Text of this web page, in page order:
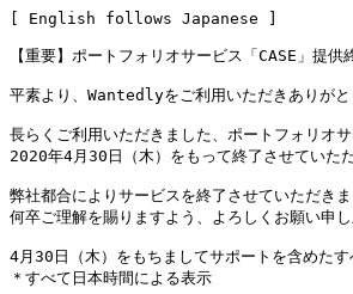
[ English follows Japanese ]
【重要】ポートフォリオサービス「CASE」提供
平素より、Wantedlyをご利用いただきありがと
長らくご利用いただきました、ポートフォリオ
2020年4月30日（木）をもって終了させていただ
弊社都合によりサービスを終了させていただき
何卒ご理解を賜りますよう、よろしくお願い申し
4月30日（木）をもちましてサポートを含めた
＊すべて日本時間による表示